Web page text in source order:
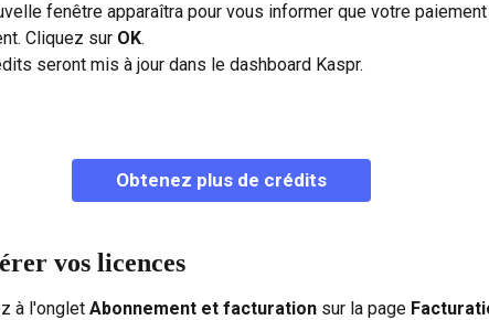
fenêtre apparaîtra pour vous informer que votre
Cliquez sur OK.
seront mis à jour dans le dashboard Kaspr.
Obtenez plus de crédits
vos licences
à l'onglet Abonnement et facturation sur la page